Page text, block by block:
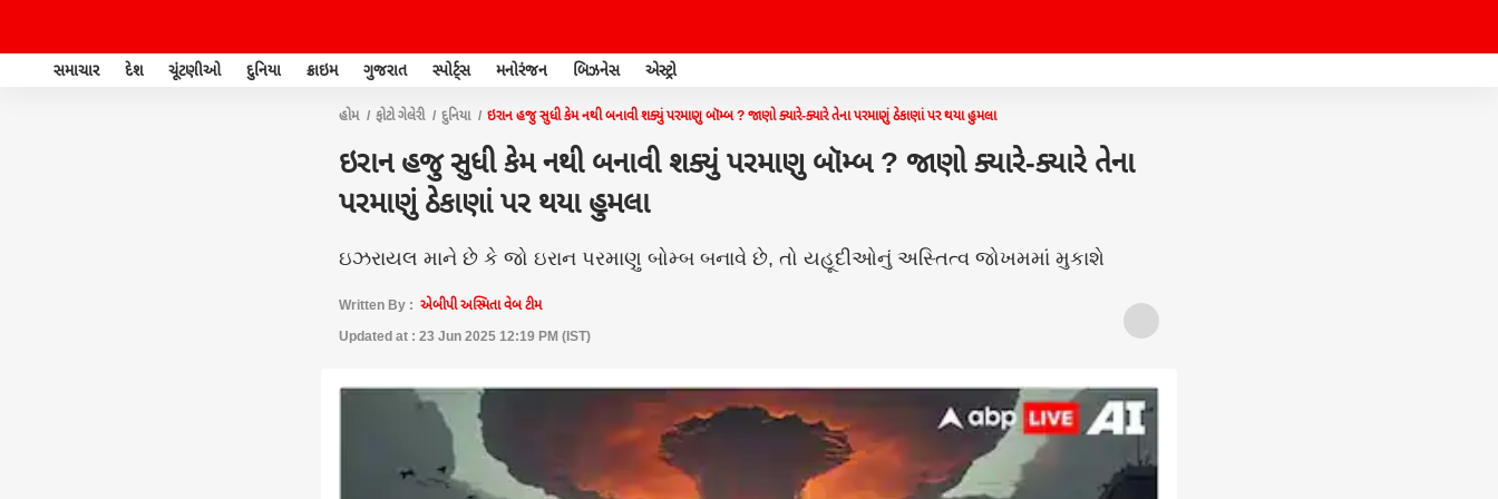
સમાચાર દેશ ચૂંટણીઓ દુનિયા ક્રાઇમ ગુજરાત સ્પોર્ટ્સ મનોરંજન બિઝનેસ એસ્ટ્રો
હોમ ફોટો ગેલેરી દુનિયા ઇરાન હજુ સુધી કેમ નથી બનાવી શક્યું પરમાણુ બૉમ્બ ? જાણો ક્યારે-ક્યારે તેના પરમાણું ઠેકાણાં પર થયા હુમલા
ઇરાન હજુ સુધી કેમ નથી બનાવી શક્યું પરમાણુ બૉમ્બ ? જાણો ક્યારે-ક્યારે તેના
પરમાણું ઠેકાણાં પર થયા હુમલા
ઇઝરાયલ માને છે કે જો ઇરાન પરમાણુ બોમ્બ બનાવે છે, તો યહૂદીઓનું અસ્તિત્વ જોખમમાં મુકાશે
Written By : એબીપી અસ્મિતા વેબ ટીમ
Updated at : 23 Jun 2025 12:19 PM (IST)